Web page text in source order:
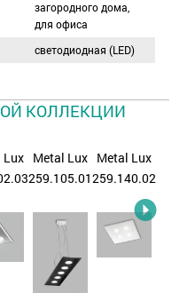
загородного дома,
для офиса
светодиодная (LED)
КОЛЛЕКЦИИ
Lux Metal Lux
259.105.01
Metal Lux
259.140.02